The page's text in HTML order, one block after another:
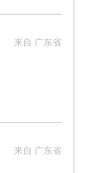
来自 广东省
来自 广东省